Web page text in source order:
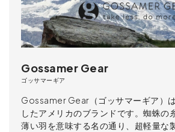
Gossamer Gear
ゴッサマーギア
Gossamer Gear（ゴッサマーギア）
したアメリカのブランドです。蜘蛛の
薄い羽を意味する名の通り、超軽量な